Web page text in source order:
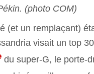
(photo COM)
(et un remplaçant)
visait un top
du super-G, le porte-